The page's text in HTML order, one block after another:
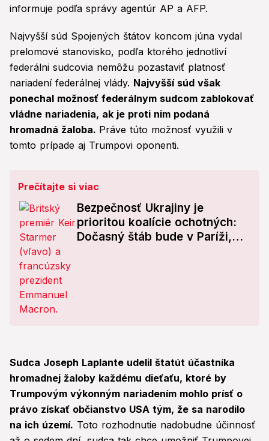
informuje podľa správy agentúr AP a AFP.
Najvyšší súd Spojených štátov koncom júna vydal
prelomové stanovisko, podľa ktorého jednotliví
federálni sudcovia nemôžu pozastaviť platnosť
nariadení federálnej vlády. Najvyšší súd však
ponechal možnosť federálnym sudcom zablokovať
vládne nariadenia, ak je proti nim podaná
hromadná žaloba. Práve túto možnosť využili v
tomto prípade aj Trumpovi oponenti.
Prečítajte si viac
Bezpečnosť Ukrajiny je
prioritou koalície ochotných:
Dočasný štáb bude v Paríži,
Sudca Joseph Laplante udelil štatút účastníka
hromadnej žaloby každému dieťaťu, ktoré by
Trumpovým výkonným nariadením mohlo prísť o
právo získať občianstvo USA tým, že sa narodilo
na ich území. Toto rozhodnutie nadobudne účinnosť